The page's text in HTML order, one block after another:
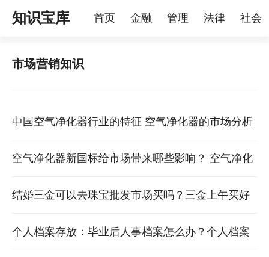
知识宝库 首页 金融 管理 法律 社会
烦恼
市场营销知识
中国空气净化器行业的特征 空气净化器的市场分析
空气净化器新国标给市场带来哪些影响？ 空气净化
器行业标准
结婚三金可以去珠宝批发市场买吗？三金上午买好
还是下午买好 结婚三金可以买手链吗
个人档案存放：毕业后人事档案怎么办？个人档案